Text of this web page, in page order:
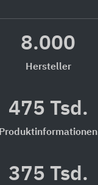
8.000
Hersteller
475 Tsd.
Produktinformationen
375 Tsd.